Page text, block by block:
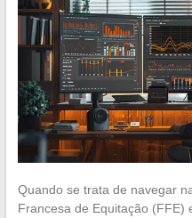
Quando se trata de navegar
Francesa de Equitação (FFE)